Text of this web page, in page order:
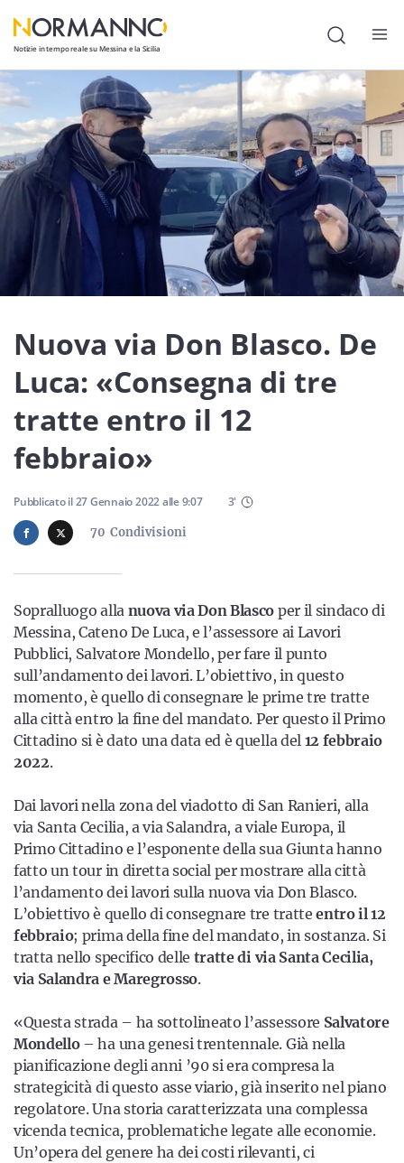
Notizie in tempo reale su Messina e la Sicilia
Attualità
Cronaca
Politica
Cultura
Lavoro
Società
Economia
Sport
Sicilia
Servizi
Resta sempre aggiornato con le ultime news, iscriviti alla
nostra newsletter
Iscriviti
Nuova via Don Blasco. De
Luca: «Consegna di tre
tratte entro il 12
febbraio»
70 Condivisioni
Pubblicato il27 Gennaio 2022alle9:07 3'
Sopralluogo alla nuova via Don Blasco per il sindaco di
Messina, Cateno De Luca, e l’assessore ai Lavori
Pubblici, Salvatore Mondello, per fare il punto
sull’andamento dei lavori. L’obiettivo, in questo
momento, è quello di consegnare le prime tre tratte
alla città entro la fine del mandato. Per questo il Primo
Cittadino si è dato una data ed è quella del 12 febbraio
2022.
Dai lavori nella zona del viadotto di San Ranieri, alla
via Santa Cecilia, a via Salandra, a viale Europa, il
Primo Cittadino e l’esponente della sua Giunta hanno
fatto un tour in diretta social per mostrare alla città
l’andamento dei lavori sulla nuova via Don Blasco.
L’obiettivo è quello di consegnare tre tratteentro il 12
febbraio; prima della fine del mandato, in sostanza. Si
tratta nello specifico delle tratte di via Santa Cecilia,
via Salandra e Maregrosso.
«Questa strada – ha sottolineato l’assessore Salvatore
Mondello– ha una genesi trentennale. Già nella
pianificazione degli anni ’90 si era compresa la
strategicità di questo asse viario, già inserito nel piano
regolatore. Una storia caratterizzata una complessa
vicenda tecnica, problematiche legate alle economie.
Un’opera del genere ha dei costi rilevanti, ci